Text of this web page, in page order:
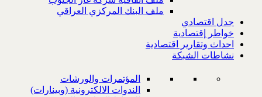
ملف البنك المركزي العراقي
جدل اقتصادي
خواطر إقتصادية
احداث وتقارير اقتصادية
نشاطات الشبكة
المؤتمرات والورشات
الندوات الالكترونية (وبينارات)